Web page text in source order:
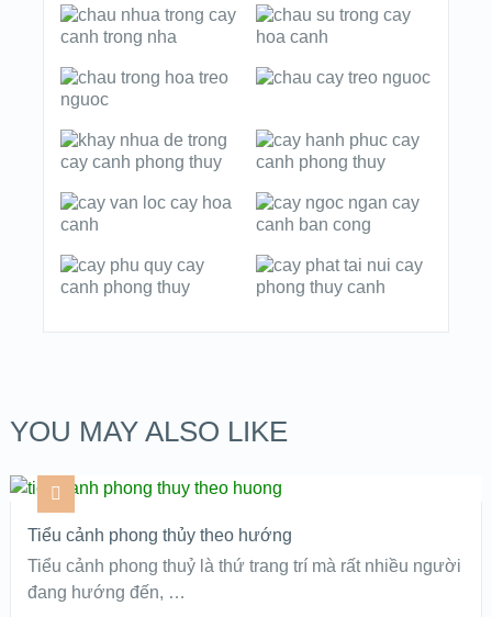
YOU MAY ALSO LIKE
Tiểu cảnh phong thủy theo hướng
Tiểu cảnh phong thuỷ là thứ trang trí mà rất nhiều người
đang hướng đến, …